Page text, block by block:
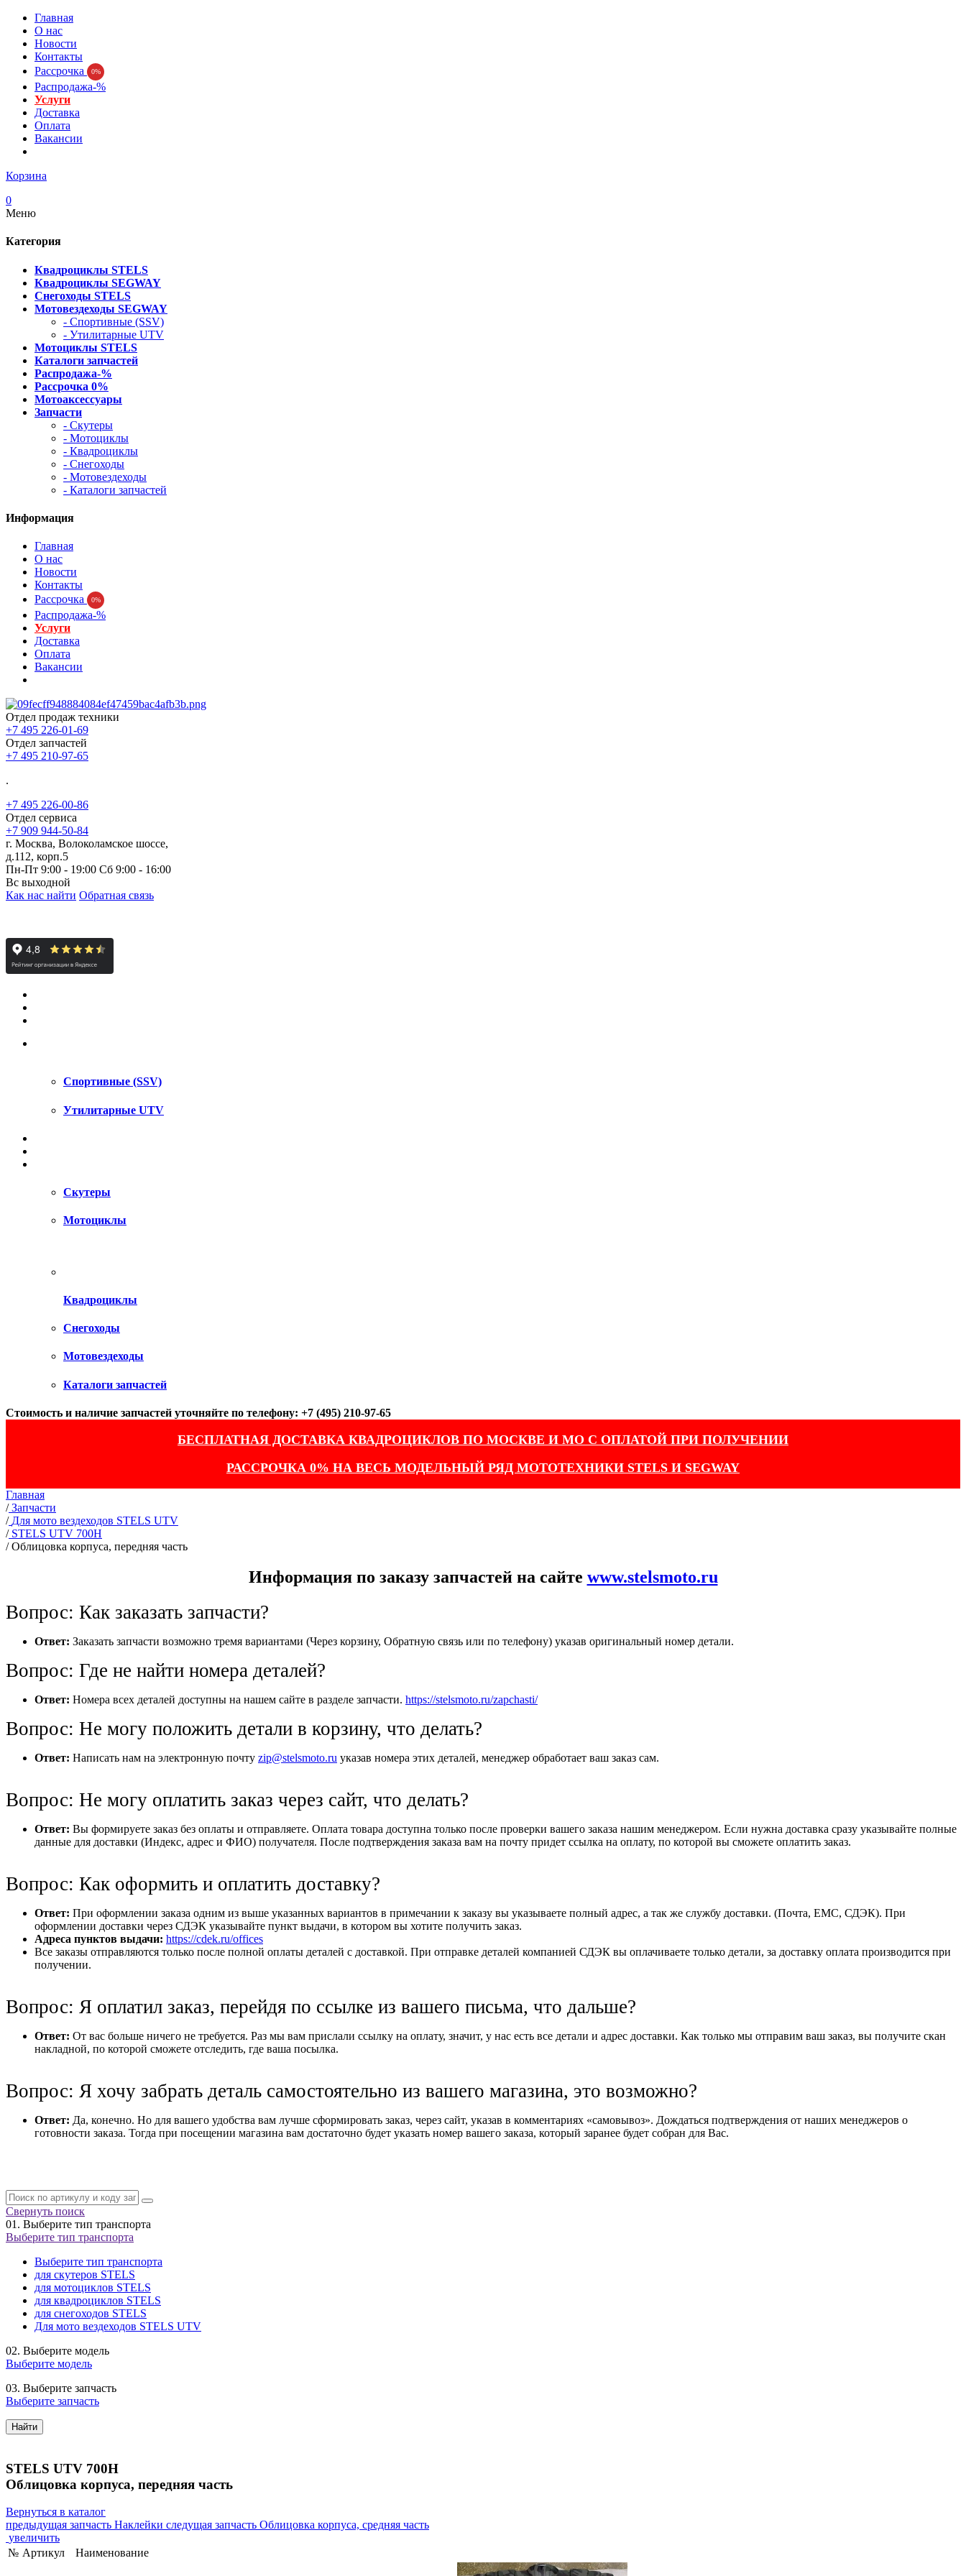
Главная
О нас
Новости
Контакты
Рассрочка
0%
Распродажа-%
Услуги
Доставка
Оплата
Вакансии
Корзина
0
Меню
Категория
Квадроциклы STELS
Квадроциклы SEGWAY
Снегоходы STELS
Мотовездеходы SEGWAY
- Спортивные (SSV)
- Утилитарные UTV
Мотоциклы STELS
Каталоги запчастей
Распродажа-%
Рассрочка 0%
Мотоаксессуары
Запчасти
- Скутеры
- Мотоциклы
- Квадроциклы
- Снегоходы
- Мотовездеходы
- Каталоги запчастей
Информация
Главная
О нас
Новости
Контакты
Рассрочка
0%
Распродажа-%
Услуги
Доставка
Оплата
Вакансии
Отдел продаж техники
+7 495 226-01-69
Отдел запчастей
+7 495 210-97-65
.
+7 495 226-00-86
Отдел сервиса
+7 909 944-50-84
г. Москва, Волоколамское шоссе,
д.112, корп.5
Пн-Пт 9:00 - 19:00 Сб 9:00 - 16:00
Вс выходной
Как нас найти Обратная связь
Спортивные (SSV)
Утилитарные UTV
Скутеры
Мотоциклы
Квадроциклы
Снегоходы
Мотовездеходы
Каталоги запчастей
Стоимость и наличие запчастей уточняйте по телефону: +7 (495) 210-97-65
БЕСПЛАТНАЯ ДОСТАВКА КВАДРОЦИКЛОВ ПО МОСКВЕ И МО С ОПЛАТОЙ ПРИ ПОЛУЧЕНИИ
РАССРОЧКА 0% НА ВЕСЬ МОДЕЛЬНЫЙ РЯД МОТОТЕХНИКИ STELS И SEGWAY
Главная
/ Запчасти
/ Для мото вездеходов STELS UTV
/ STELS UTV 700H
/Облицовка корпуса, передняя часть
Информация по заказу запчастей на сайте www.stelsmoto.ru
Вопрос: Как заказать запчасти?
Ответ: Заказать запчасти возможно тремя вариантами (Через корзину, Обратную связь или по телефону) указав оригинальный номер детали.
Вопрос: Где не найти номера деталей?
Ответ: Номера всех деталей доступны на нашем сайте в разделе запчасти. https://stelsmoto.ru/zapchasti/
Вопрос: Не могу положить детали в корзину, что делать?
Ответ: Написать нам на электронную почту zip@stelsmoto.ru указав номера этих деталей, менеджер обработает ваш заказ сам.
Вопрос: Не могу оплатить заказ через сайт, что делать?
Ответ: Вы формируете заказ без оплаты и отправляете. Оплата товара доступна только после проверки вашего заказа нашим менеджером. Если нужна доставка сразу указывайте полные
данные для доставки (Индекс, адрес и ФИО) получателя. После подтверждения заказа вам на почту придет ссылка на оплату, по которой вы сможете оплатить заказ.
Вопрос: Как оформить и оплатить доставку?
Ответ: При оформлении заказа одним из выше указанных вариантов в примечании к заказу вы указываете полный адрес, а так же службу доставки. (Почта, ЕМС, СДЭК). При
оформлении доставки через СДЭК указывайте пункт выдачи, в котором вы хотите получить заказ.
Адреса пунктов выдачи: https://cdek.ru/offices
Все заказы отправляются только после полной оплаты деталей с доставкой. При отправке деталей компанией СДЭК вы оплачиваете только детали, за доставку оплата производится при
получении.
Вопрос: Я оплатил заказ, перейдя по ссылке из вашего письма, что дальше?
Ответ: От вас больше ничего не требуется. Раз мы вам прислали ссылку на оплату, значит, у нас есть все детали и адрес доставки. Как только мы отправим ваш заказ, вы получите скан
накладной, по которой сможете отследить, где ваша посылка.
Вопрос: Я хочу забрать деталь самостоятельно из вашего магазина, это возможно?
Ответ: Да, конечно. Но для вашего удобства вам лучше сформировать заказ, через сайт, указав в комментариях «самовывоз». Дождаться подтверждения от наших менеджеров о
готовности заказа. Тогда при посещении магазина вам достаточно будет указать номер вашего заказа, который заранее будет собран для Вас.
Свернуть поиск
01. Выберите тип транспорта
Выберите тип транспорта
Выберите тип транспорта
для скутеров STELS
для мотоциклов STELS
для квадроциклов STELS
для снегоходов STELS
Для мото вездеходов STELS UTV
02. Выберите модель
Выберите модель
03. Выберите запчасть
Выберите запчасть
Найти
STELS UTV 700H
Облицовка корпуса, передняя часть
Вернуться в каталог
предыдущая запчасть Наклейки следущая запчасть Облицовка корпуса, средняя часть
увеличить
№ Артикул Наименование